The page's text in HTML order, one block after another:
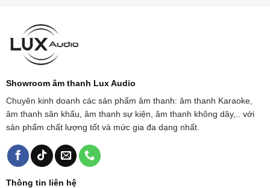
Showroom âm thanh Lux Audio
Chuyên kinh doanh các sản phẩm âm thanh: âm thanh Karaoke,
âm thanh sân khấu, âm thanh sự kiện, âm thanh không dây,.. với
sản phẩm chất lượng tốt và mức gia đa dạng nhất.
Thông tin liên hệ